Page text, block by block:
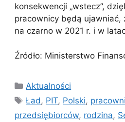
konsekwencji „wstecz”,
pracownicy będą ujawniać,
na czarno w 2021 r. i w
Źródło: Ministerstwo
Kategorie
Aktualności
Tagi
Ład , PIT, Polski,
przedsiębiorców, rodzina,